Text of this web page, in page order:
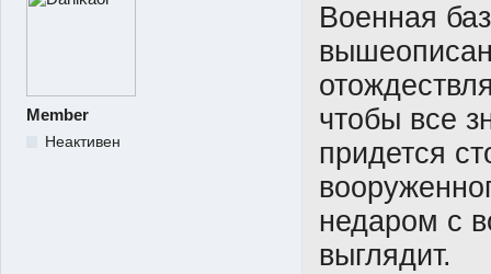
Member
Неактивен
Военная
чтобы все
придется
недаром с
выглядит.